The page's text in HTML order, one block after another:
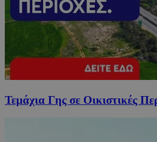
Τεμάχια Γης σε Οικιστικές